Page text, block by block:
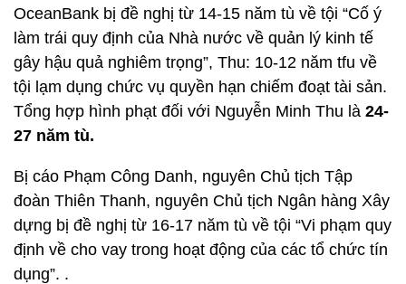
OceanBank bị đề nghị từ 14-15 năm tù về tội “Cố ý
làm trái quy định của Nhà nước về quản lý kinh tế
gây hậu quả nghiêm trọng”, Thu: 10-12 năm tfu về
tội lạm dụng chức vụ quyền hạn chiếm đoạt tài sản.
Tổng hợp hình phạt đối với Nguyễn Minh Thu là 24-
27 năm tù.
Bị cáo Phạm Công Danh, nguyên Chủ tịch Tập
đoàn Thiên Thanh, nguyên Chủ tịch Ngân hàng Xây
dựng bị đề nghị từ 16-17 năm tù về tội “Vi phạm quy
định về cho vay trong hoạt động của các tổ chức tín
dụng”. .